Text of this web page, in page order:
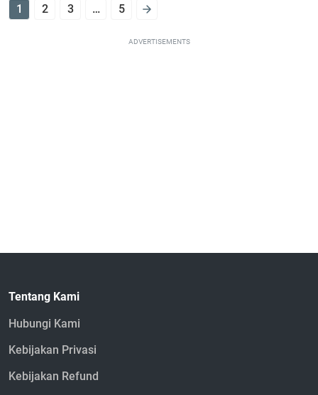
1 2 3 … 5
ADVERTISEMENTS
Tentang Kami
Hubungi Kami
Kebijakan Privasi
Kebijakan Refund